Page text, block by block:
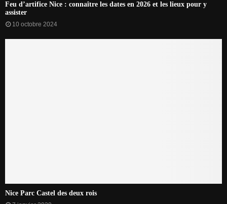
Feu d’artifice Nice : connaître les dates en 2026 et les lieux pour y
assister
10 octobre 2024
Nice Parc Castel des deux rois